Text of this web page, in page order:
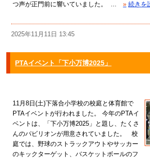
つ声が正門前に響いていました。 ...
» 続きを
2025年11月11日 13:45
PTAイベント「下小万博2025」
11月8日(土)下落合小学校の校庭と体育館で
PTAイベントが行われました。 今年のPTAイ
ベントは、「下小万博2025」と題し、たくさ
んのパビリオンが用意されていました。 校
庭では、野球のストラックアウトやサッカー
のキックターゲット、バスケットボールのフ